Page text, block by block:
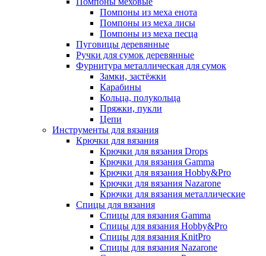
Помпоны из меха енота
Помпоны из меха лисы
Помпоны из меха песца
Пуговицы деревянные
Ручки для сумок деревянные
Фурнитура металлическая для сумок
Замки, застёжки
Карабины
Кольца, полукольца
Пряжки, пукли
Цепи
Инструменты для вязания
Крючки для вязания
Крючки для вязания Drops
Крючки для вязания Gamma
Крючки для вязания Hobby&Pro
Крючки для вязания Nazarone
Крючки для вязания металлические
Спицы для вязания
Спицы для вязания Gamma
Спицы для вязания Hobby&Pro
Спицы для вязания KnitPro
Спицы для вязания Nazarone